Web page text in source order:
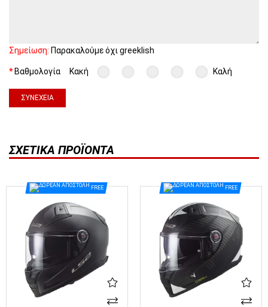
Σημείωση: Παρακαλούμε όχι greeklish
Βαθμολογία Κακή Καλή
ΣΥΝΈΧΕΙΑ
ΣΧΕΤΙΚΆ ΠΡΟΪΌΝΤΑ
FREE FREE